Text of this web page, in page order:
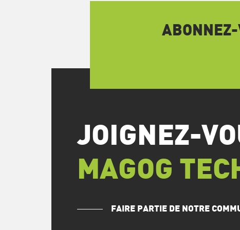
JOIGNEZ-
MAGOG
FAIRE PARTIE DE NOTRE